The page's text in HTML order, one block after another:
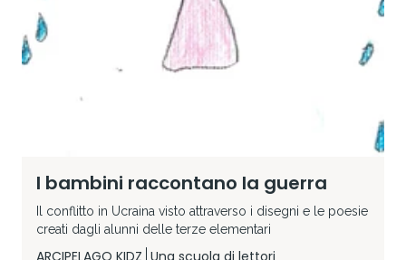
I bambini raccontano la guerra
Il conflitto in Ucraina visto attraverso i disegni e le poesie
creati dagli alunni delle terze elementari